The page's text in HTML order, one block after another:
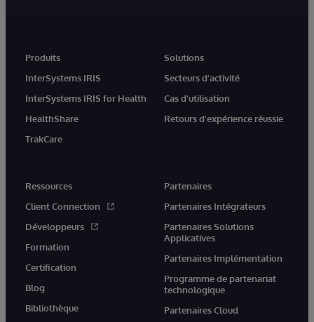
Produits
InterSystems IRIS
InterSystems IRIS for Health
HealthShare
TrakCare
Solutions
Secteurs d'activité
Cas d'utilisation
Retours d'expérience réussie
Ressources
Client Connection
Développeurs
Formation
Certification
Blog
Bibliothèque
Partenaires
Partenaires Intégrateurs
Partenaires Solutions
Applicatives
Partenaires Implémentation
Programme de partenariat
technologique
Partenaires Cloud